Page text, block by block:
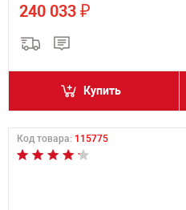
240 033 ₽
Купить
Код товара: 115775